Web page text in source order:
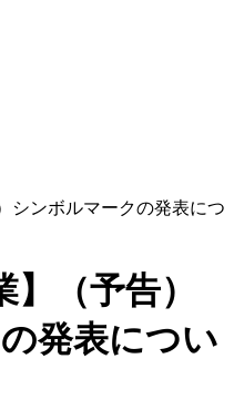
シンボルマークの発表につ
】（予告）
発表につい